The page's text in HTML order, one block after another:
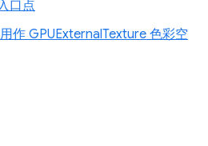
口点
作 GPUExternalTexture 色彩空